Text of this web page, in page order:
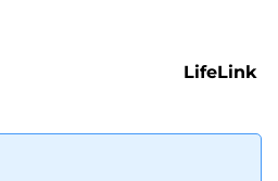
LifeLink